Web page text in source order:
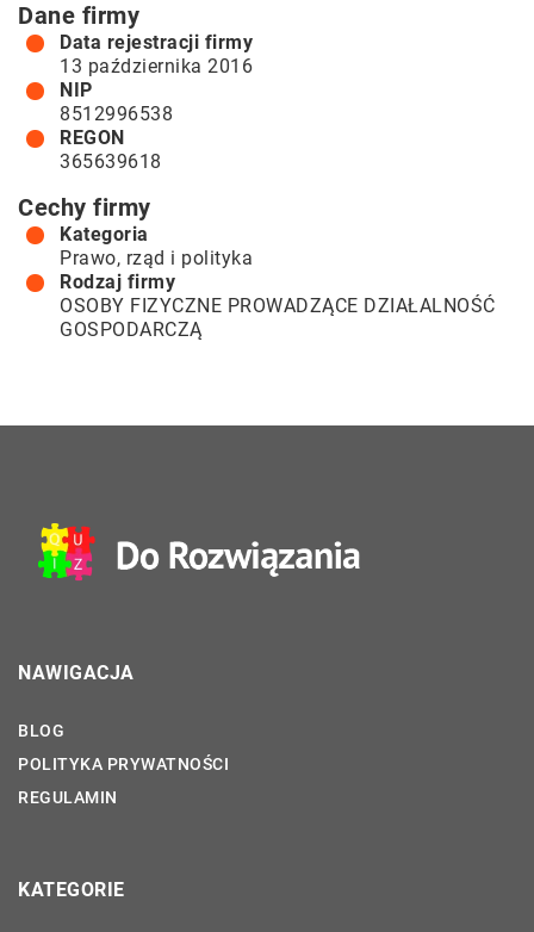
Dane firmy
Data rejestracji firmy
13 października 2016
NIP
8512996538
REGON
365639618
Cechy firmy
Kategoria
Prawo, rząd i polityka
Rodzaj firmy
OSOBY FIZYCZNE PROWADZĄCE DZIAŁALNOŚĆ
GOSPODARCZĄ
NAWIGACJA
BLOG
POLITYKA PRYWATNOŚCI
REGULAMIN
KATEGORIE